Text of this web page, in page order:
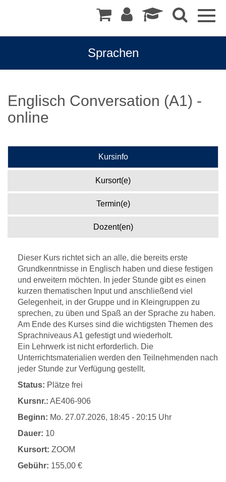
Sprachen
Englisch Conversation (A1) -
online
Kursinfo
Kursort(e)
Termin(e)
Dozent(en)
Dieser Kurs richtet sich an alle, die bereits erste
Grundkenntnisse in Englisch haben und diese festigen
und erweitern möchten. In jeder Stunde gibt es einen
kurzen thematischen Input und anschließend viel
Gelegenheit, in der Gruppe und in Kleingruppen zu
sprechen, zu üben und Spaß an der Sprache zu haben.
Am Ende des Kurses sind die wichtigsten Themen des
Sprachniveaus A1 gefestigt und wiederholt.
Ein Lehrwerk ist nicht erforderlich. Die
Unterrichtsmaterialien werden den Teilnehmenden nach
jeder Stunde zur Verfügung gestellt.
Status: Plätze frei
Kursnr.: AE406-906
Beginn: Mo. 27.07.2026, 18:45 - 20:15 Uhr
Dauer: 10
Kursort: ZOOM
Gebühr: 155,00 €